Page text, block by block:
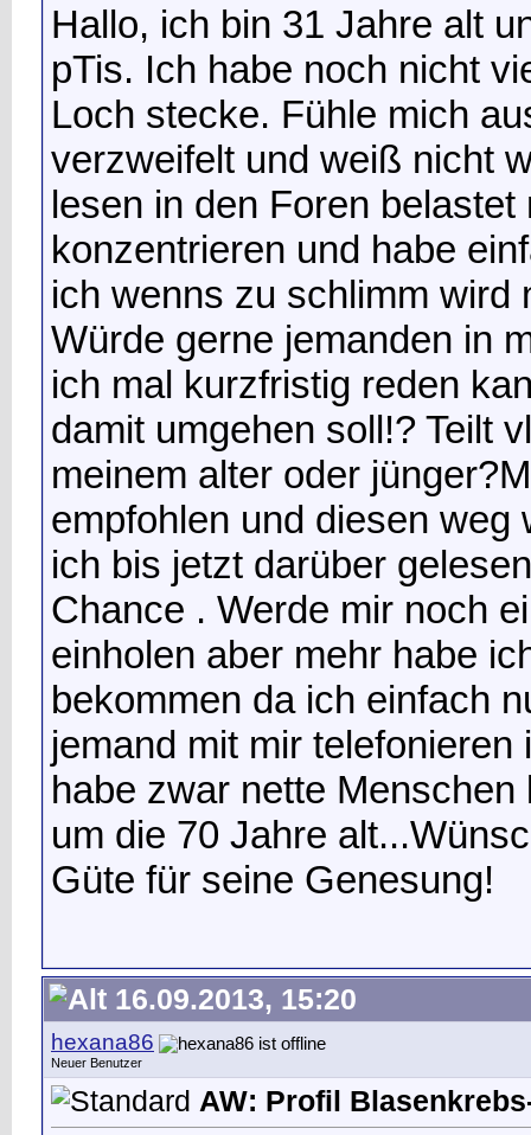
Hallo, ich bin 31 Jahre alt
pTis. Ich habe noch nicht
Loch stecke. Fühle mich
verzweifelt und weiß nicht
lesen in den Foren
konzentrieren und habe
ich wenns zu schlimm wird
Würde gerne jemanden in
ich mal kurzfristig reden
damit umgehen soll!? Teilt
meinem alter oder
empfohlen und diesen
ich bis jetzt darüber
Chance . Werde mir noch
einholen aber mehr habe
bekommen da ich einfach
jemand mit mir
habe zwar nette
um die 70 Jahre
Güte für seine Genesung!
16.09.2013, 15:20
hexana86
Neuer Benutzer
AW: Profil